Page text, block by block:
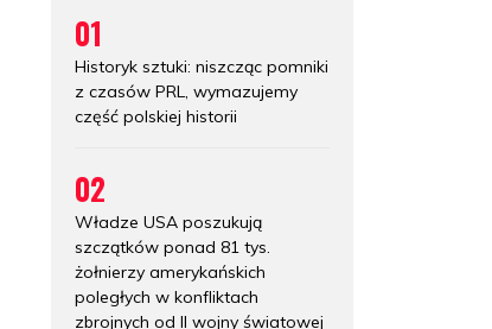
01
Historyk sztuki: niszcząc pomniki
z czasów PRL, wymazujemy
część polskiej historii
02
Władze USA poszukują
szczątków ponad 81 tys.
żołnierzy amerykańskich
poległych w konfliktach
zbrojnych od II wojny światowej